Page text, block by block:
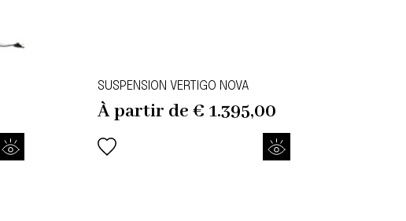
SUSPENSION VERTIGO NOVA
À partir de€ 1.395,00